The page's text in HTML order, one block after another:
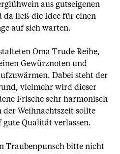
aus gutseigenen
da ließ die Idee für einen
auf sich warten.
Oma Trude Reihe,
Gewürznoten und
Dabei steht der
vielmehr wird dieser
Frische sehr harmonisch
Weihnachtszeit sollte
gute Qualität verlassen.
Traubenpunsch bitte nicht